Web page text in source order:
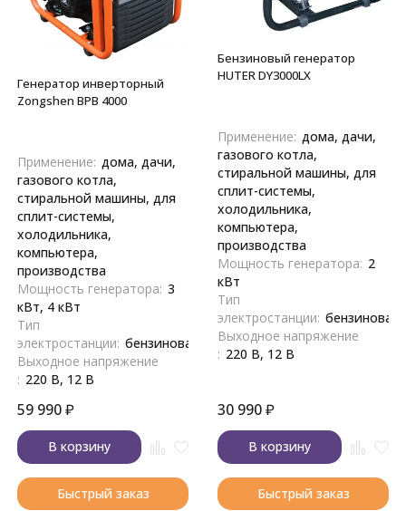
Генератор инверторный
Zongshen BPB 4000
Применение: дома, дачи,
газового котла,
стиральной машины, для
сплит-системы,
холодильника,
компьютера,
производства
Мощность генератора: 3
кВт, 4 кВт
Тип
электростанции: бензиновая
Выходное напряжение
: 220 В, 12 В
59 990₽
В корзину
Быстрый заказ
Бензиновый генератор
HUTER DY3000LX
Применение: дома, дачи,
газового котла,
стиральной машины, для
сплит-системы,
холодильника,
компьютера,
производства
Мощность генератора: 2
кВт
Тип
электростанции: бензиновая
Выходное напряжение
: 220 В, 12 В
30 990₽
В корзину
Быстрый заказ